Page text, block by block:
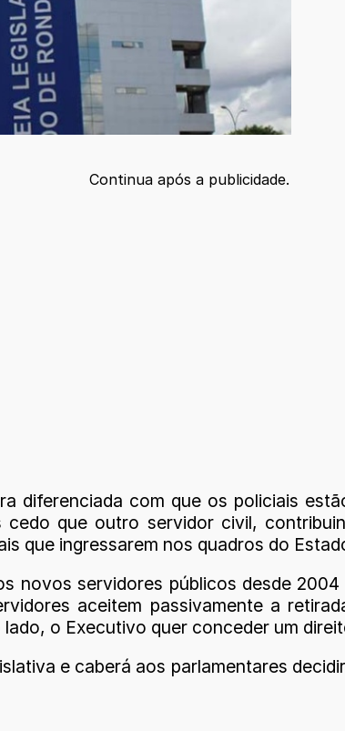
Continua após a publicidade.
diferenciada com que os policiais
que outro servidor civil,
que ingressarem nos quadros do
novos servidores públicos desde
aceitem passivamente a
o Executivo quer conceder um
e caberá aos parlamentares